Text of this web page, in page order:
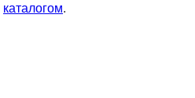
каталогом.